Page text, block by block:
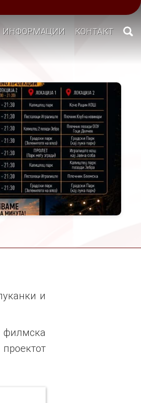
ИНФОРМАЦИИ КОНТАКТ
и
филмска